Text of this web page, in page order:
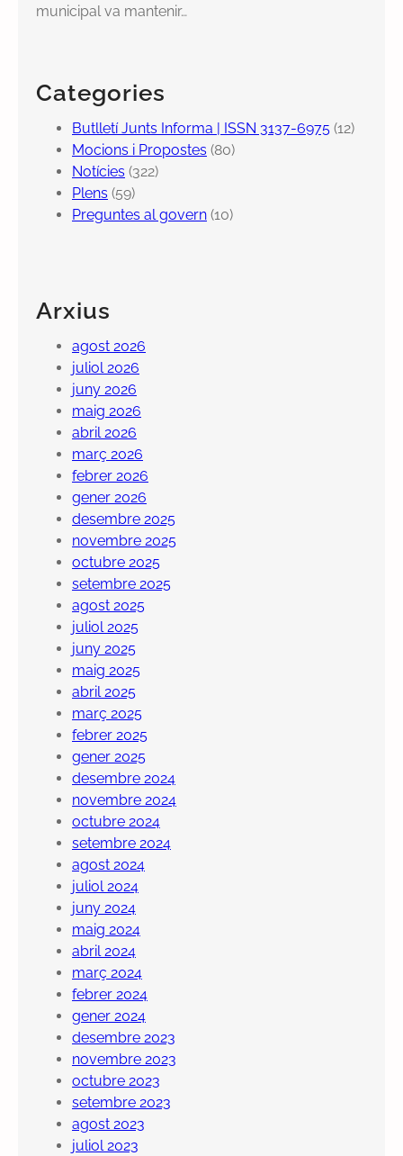
municipal va mantenir…
Categories
Butlletí Junts Informa | ISSN 3137-6975 (12)
Mocions i Propostes (80)
Notícies (322)
Plens (59)
Preguntes al govern (10)
Arxius
agost 2026
juliol 2026
juny 2026
maig 2026
abril 2026
març 2026
febrer 2026
gener 2026
desembre 2025
novembre 2025
octubre 2025
setembre 2025
agost 2025
juliol 2025
juny 2025
maig 2025
abril 2025
març 2025
febrer 2025
gener 2025
desembre 2024
novembre 2024
octubre 2024
setembre 2024
agost 2024
juliol 2024
juny 2024
maig 2024
abril 2024
març 2024
febrer 2024
gener 2024
desembre 2023
novembre 2023
octubre 2023
setembre 2023
agost 2023
juliol 2023